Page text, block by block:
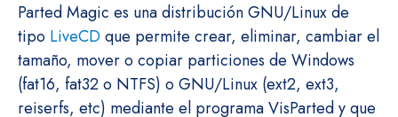
Parted Magic es una distribución GNU/Linux de
tipo LiveCDque permite crear, eliminar, cambiar el
tamaño, mover o copiar particiones de Windows
(fat16, fat32 o NTFS) o GNU/Linux (ext2, ext3,
reiserfs, etc) mediante el programa VisParted y que